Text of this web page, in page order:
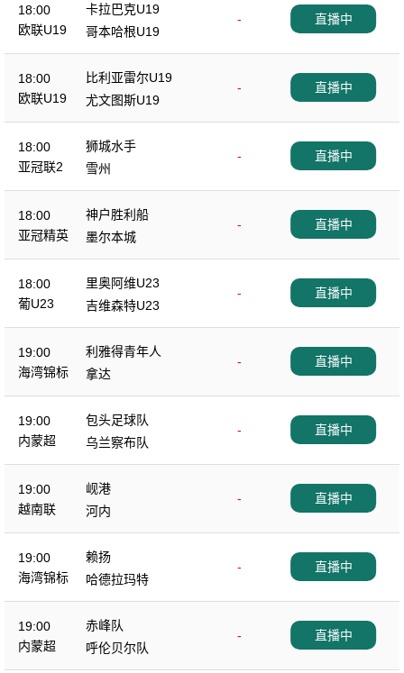
18:00
欧联U19
卡拉巴克U19
-
哥本哈根U19
直播中
18:00
欧联U19
比利亚雷尔U19
-
尤文图斯U19
直播中
18:00
亚冠联2
狮城水手
-
雪州
直播中
18:00
亚冠精英
神户胜利船
-
墨尔本城
直播中
18:00
葡U23
里奥阿维U23
-
吉维森特U23
直播中
19:00
海湾锦标
利雅得青年人
-
拿达
直播中
19:00
内蒙超
包头足球队
-
乌兰察布队
直播中
19:00
越南联
岘港
-
河内
直播中
19:00
海湾锦标
赖扬
-
哈德拉玛特
直播中
19:00
内蒙超
赤峰队
-
呼伦贝尔队
直播中